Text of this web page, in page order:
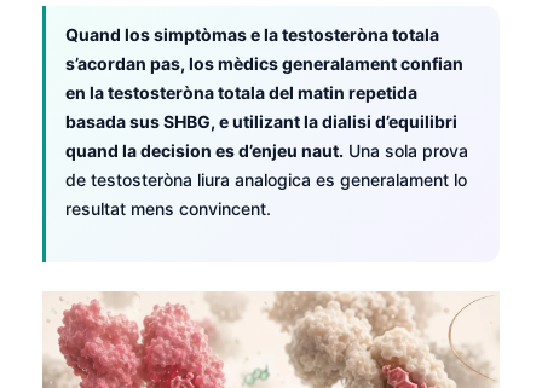
Quand los simptòmas e la testosteròna totala
s’acordan pas, los mèdics generalament confian
en la testosteròna totala del matin repetida
basada sus SHBG, e utilizant la dialisi d’equilibri
quand la decision es d’enjeu naut. Una sola prova
de testosteròna liura analogica es generalament lo
resultat mens convincent.
ភាសាខ្មែរ
Kiswahili
አማርኛ
O‘zbekcha
Català
Suomi
Hrvatski